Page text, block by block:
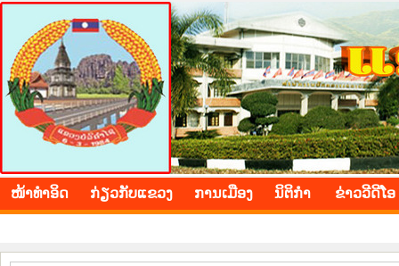
BOLIKHAMXAY PROVINCE
ໜ້າ​ທຳ​ອິດ ​ກ່ຽວ​ກັບ​ແຂວງ ​ການ​ເມືອງ ນິ​ຕິ​ກຳ ຂ່າວ​ວີ​ດີ​ໂອ